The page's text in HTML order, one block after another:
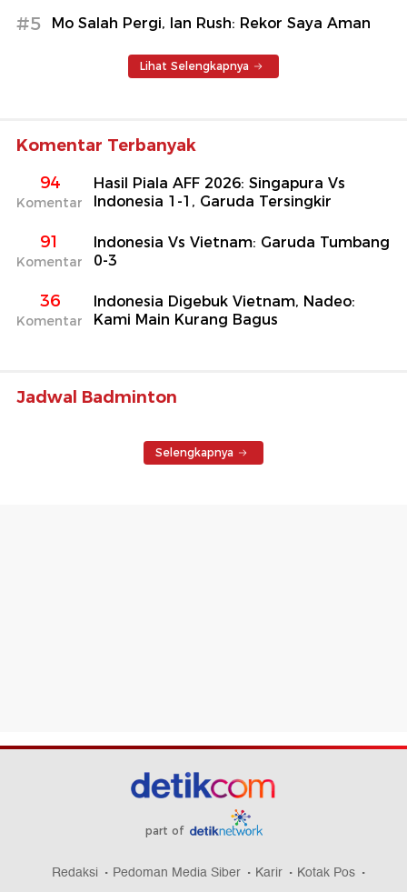
#5 Mo Salah Pergi, Ian Rush: Rekor Saya Aman
Lihat Selengkapnya
Komentar Terbanyak
94
Komentar
Hasil Piala AFF 2026: Singapura Vs
Indonesia 1-1, Garuda Tersingkir
91
Komentar
Indonesia Vs Vietnam: Garuda Tumbang
0-3
36
Komentar
Indonesia Digebuk Vietnam, Nadeo:
Kami Main Kurang Bagus
Jadwal Badminton
Selengkapnya
part of
Redaksi Pedoman Media Siber Karir
Kotak Pos